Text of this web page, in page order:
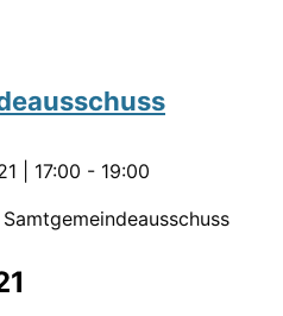
| 17:00 - 19:00